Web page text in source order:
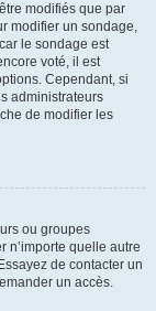
modifiés que par
modifier un sondage,
le sondage est
voté, il est
Cependant, si
administrateurs
de modifier les
ou groupes
n’importe quelle autre
de contacter un
un accès.